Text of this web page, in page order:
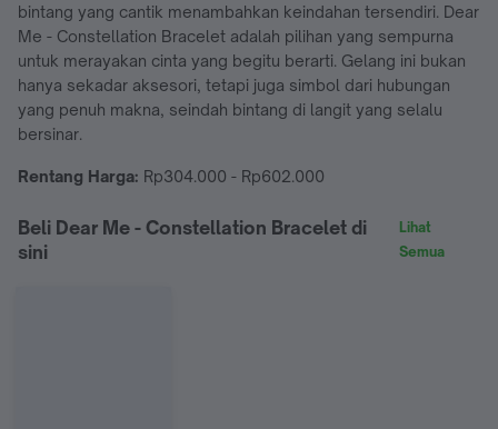
bintang yang cantik menambahkan keindahan tersendiri. Dear
Me - Constellation Bracelet adalah pilihan yang sempurna
untuk merayakan cinta yang begitu berarti. Gelang ini bukan
hanya sekadar aksesori, tetapi juga simbol dari hubungan
yang penuh makna, seindah bintang di langit yang selalu
bersinar.
Rentang Harga: Rp304.000 - Rp602.000
Beli Dear Me - Constellation Bracelet di
sini
Lihat
Semua